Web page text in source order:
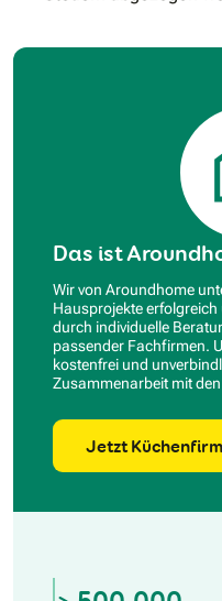
Das ist
Wir von Aroundhome
Hausprojekte
durch individuelle
passender Fachfirmen.
kostenfrei und
Zusammenarbeit mit
Jetzt